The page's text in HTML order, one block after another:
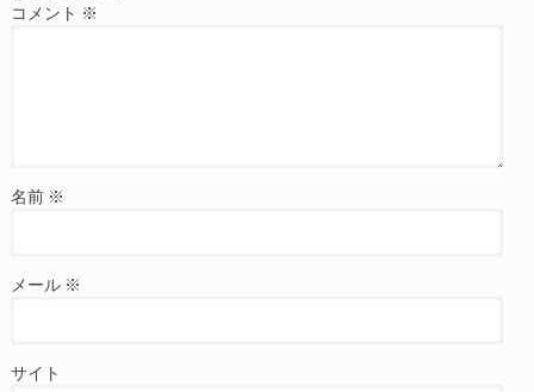
コメント ※
名前 ※
メール ※
サイト